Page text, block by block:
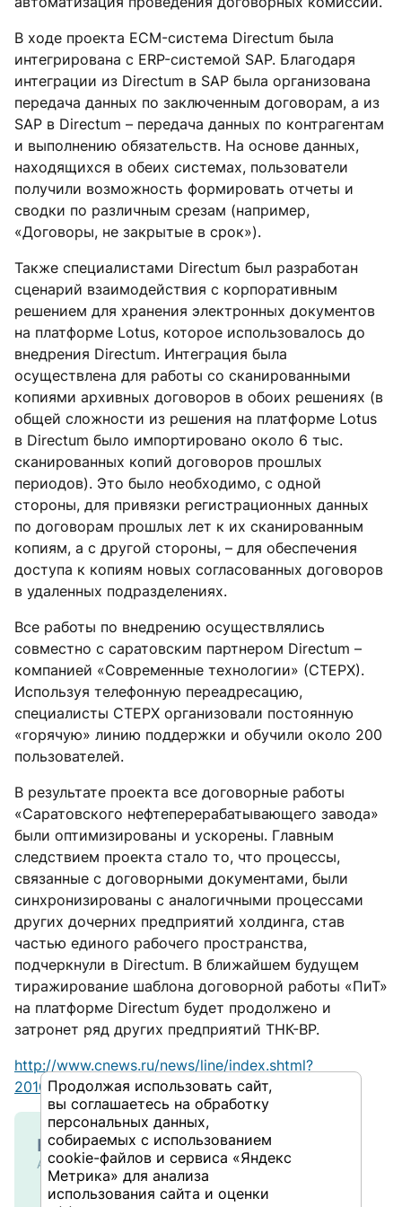
В ходе проекта ECM-система Directum была
интегрирована с ERP-системой SAP. Благодаря
интеграции из Directum в SAP была организована
передача данных по заключенным договорам, а из
SAP в Directum – передача данных по контрагентам
и выполнению обязательств. На основе данных,
находящихся в обеих системах, пользователи
получили возможность формировать отчеты и
сводки по различным срезам (например,
«Договоры, не закрытые в срок»).
Также специалистами Directum был разработан
сценарий взаимодействия с корпоративным
решением для хранения электронных документов
на платформе Lotus, которое использовалось до
внедрения Directum. Интеграция была
осуществлена для работы со сканированными
копиями архивных договоров в обоих решениях (в
общей сложности из решения на платформе Lotus
в Directum было импортировано около 6 тыс.
сканированных копий договоров прошлых
периодов). Это было необходимо, с одной
стороны, для привязки регистрационных данных
по договорам прошлых лет к их сканированным
копиям, а с другой стороны, – для обеспечения
доступа к копиям новых согласованных договоров
в удаленных подразделениях.
Все работы по внедрению осуществлялись
совместно с саратовским партнером Directum –
компанией «Современные технологии» (СТЕРХ).
Используя телефонную переадресацию,
специалисты СТЕРХ организовали постоянную
«горячую» линию поддержки и обучили около 200
пользователей.
В результате проекта все договорные работы
«Саратовского нефтеперерабатывающего завода»
были оптимизированы и ускорены. Главным
следствием проекта стало то, что процессы,
связанные с договорными документами, были
синхронизированы с аналогичными процессами
других дочерних предприятий холдинга, став
частью единого рабочего пространства,
подчеркнули в Directum. В ближайшем будущем
тиражирование шаблона договорной работы «ПиТ»
на платформе Directum будет продолжено и
затронет ряд других предприятий ТНК-BP.
http://www.cnews.ru/news/line/index.shtml?
2010/04/15/386731
Курсы и тренинги
Администрирование
Настройка
Продолжая использовать сайт,
вы соглашаетесь на обработку
персональных данных,
собираемых с использованием
cookie-файлов и сервиса «Яндекс
Метрика» для анализа
использования сайта и оценки